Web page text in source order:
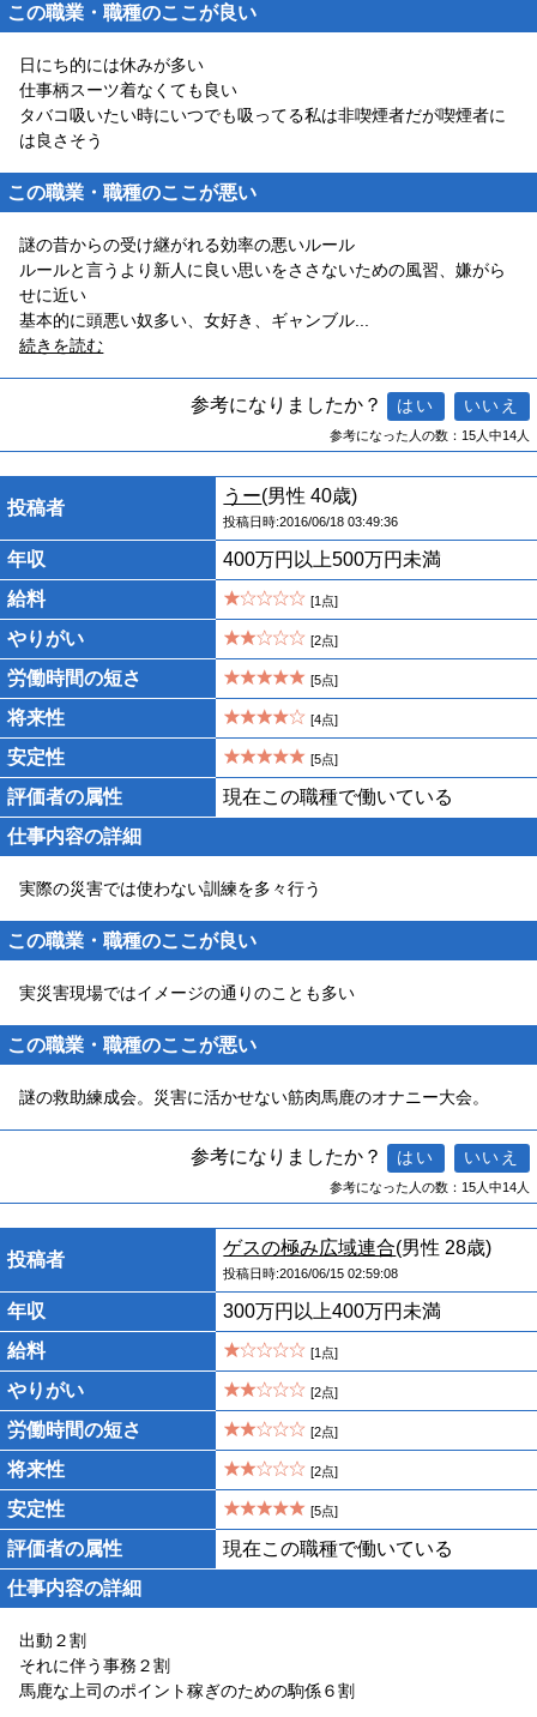
この職業・職種のここが良い
日にち的には休みが多い
仕事柄スーツ着なくても良い
タバコ吸いたい時にいつでも吸ってる私は非喫煙者だが喫煙者に
は良さそう
この職業・職種のここが悪い
謎の昔からの受け継がれる効率の悪いルール
ルールと言うより新人に良い思いをささないための風習、嫌がら
せに近い
基本的に頭悪い奴多い、女好き、ギャンブル
続きを読む
参考になりましたか？
参考になった人の数：15人中14人
投稿者
うー(男性 40歳)
投稿日時:2016/06/18 03:49:36
年収
400万円以上500万円未満
給料
[1点]
やりがい [2点]
労働時間の短さ [5点]
将来性 [4点]
安定性 [5点]
評価者の属性
現在この職種で働いている
仕事内容の詳細
実際の災害では使わない訓練を多々行う
この職業・職種のここが良い
実災害現場ではイメージの通りのことも多い
この職業・職種のここが悪い
謎の救助練成会。災害に活かせない筋肉馬鹿のオナニー大会。
参考になりましたか？
参考になった人の数：15人中14人
投稿者
ゲスの極み広域連合(男性 28歳)
投稿日時:2016/06/15 02:59:08
年収
300万円以上400万円未満
給料
[1点]
やりがい [2点]
労働時間の短さ [2点]
将来性 [2点]
安定性 [5点]
評価者の属性
現在この職種で働いている
仕事内容の詳細
出動２割
それに伴う事務２割
馬鹿な上司のポイント稼ぎのための駒係６割